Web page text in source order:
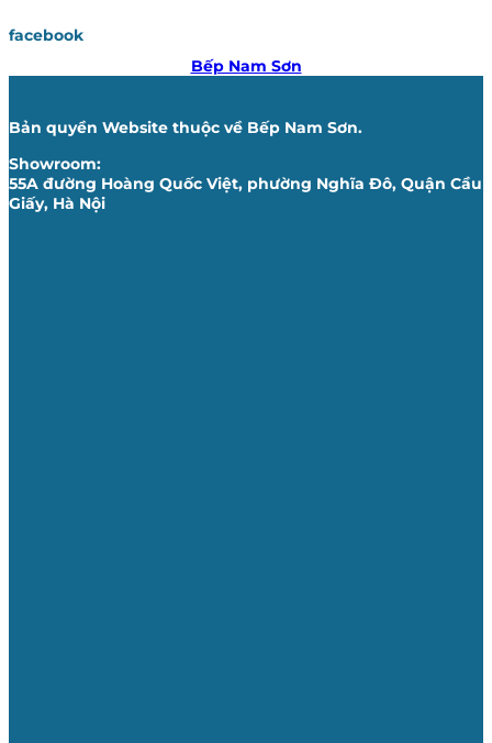
facebook
Bếp Nam Sơn
Bản quyền Website thuộc về Bếp Nam Sơn.
Showroom:
55A đường Hoàng Quốc Việt, phường Nghĩa Đô, Quận Cầu
Giấy, Hà Nội